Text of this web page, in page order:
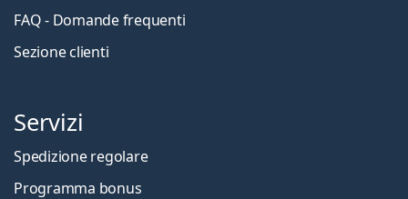
FAQ - Domande frequenti
Sezione clienti
Servizi
Spedizione regolare
Programma bonus